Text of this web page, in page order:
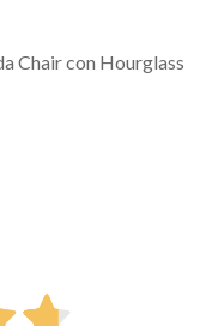
Chair con Hourglass